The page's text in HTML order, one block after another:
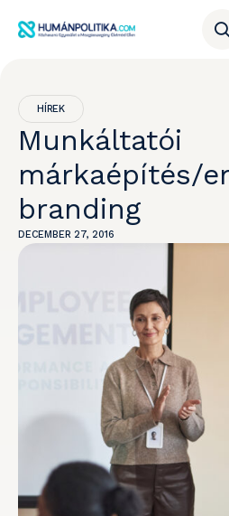
HÍREK
Munkáltatói
márkaépítés/
branding
DECEMBER 27, 2016